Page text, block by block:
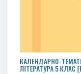
КАЛЕНДАРНО-
ЛІТЕРАТУРА 5 КЛАС